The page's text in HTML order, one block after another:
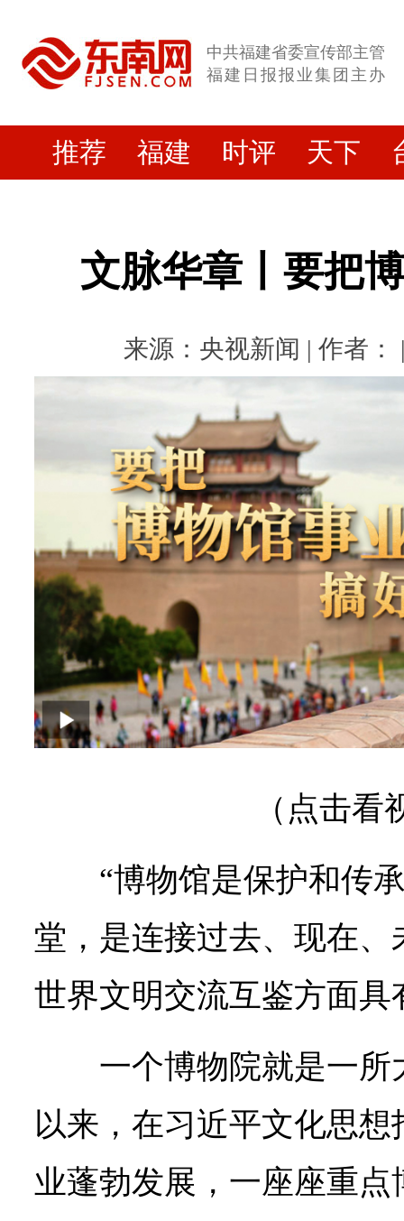
中共福建省委宣传部主管
福建日报报业集团主办
推荐 福建 时评 天下
文脉华章丨要把
来源：央视新闻 | 作者：
（点击看
“博物馆是保护和传
堂，是连接过去、现在
世界文明交流互鉴方面具
一个博物院就是一
以来，在习近平文化思
业蓬勃发展，一座座重